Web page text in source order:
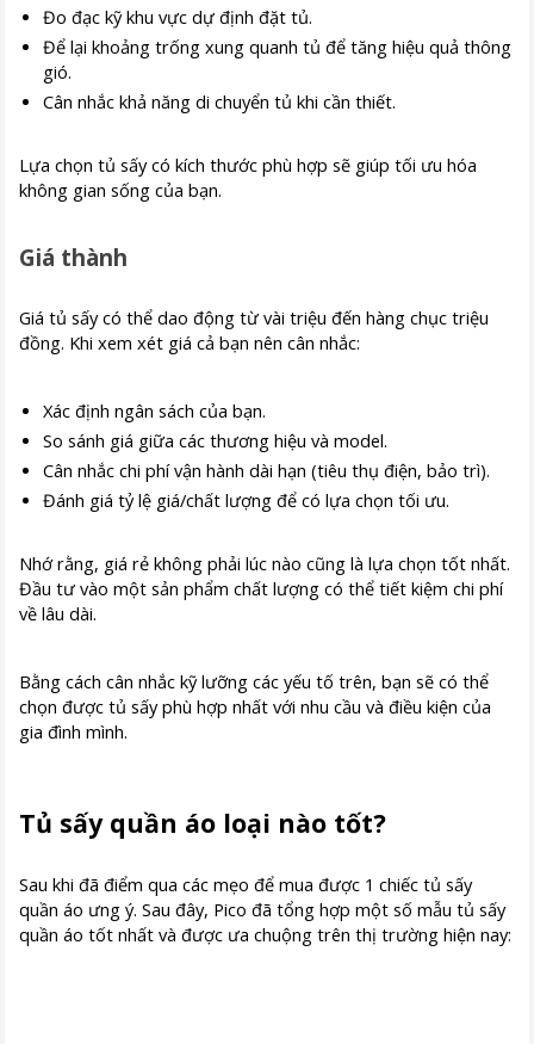
Đo đạc kỹ khu vực dự định đặt tủ.
Để lại khoảng trống xung quanh tủ để tăng hiệu quả thông
gió.
Cân nhắc khả năng di chuyển tủ khi cần thiết.
Lựa chọn tủ sấy có kích thước phù hợp sẽ giúp tối ưu hóa
không gian sống của bạn.
Giá thành
Giá tủ sấy có thể dao động từ vài triệu đến hàng chục triệu
đồng. Khi xem xét giá cả bạn nên cân nhắc:
Xác định ngân sách của bạn.
So sánh giá giữa các thương hiệu và model.
Cân nhắc chi phí vận hành dài hạn (tiêu thụ điện, bảo trì).
Đánh giá tỷ lệ giá/chất lượng để có lựa chọn tối ưu.
Nhớ rằng, giá rẻ không phải lúc nào cũng là lựa chọn tốt nhất.
Đầu tư vào một sản phẩm chất lượng có thể tiết kiệm chi phí
về lâu dài.
Bằng cách cân nhắc kỹ lưỡng các yếu tố trên, bạn sẽ có thể
chọn được tủ sấy phù hợp nhất với nhu cầu và điều kiện của
gia đình mình.
Tủ sấy quần áo loại nào tốt?
Sau khi đã điểm qua các mẹo để mua được 1 chiếc tủ sấy
quần áo ưng ý. Sau đây, Pico đã tổng hợp một số mẫu tủ sấy
quần áo tốt nhất và được ưa chuộng trên thị trường hiện nay: